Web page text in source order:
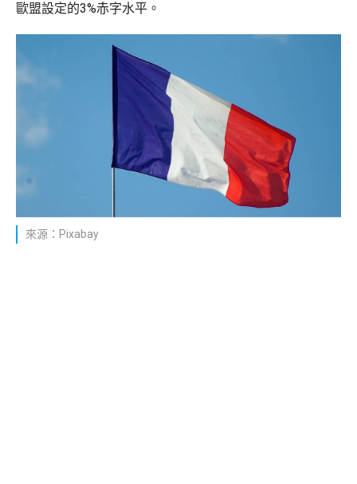
歐盟設定的3%赤字水平。
來源：Pixabay